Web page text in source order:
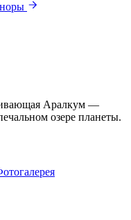
Аралкум —
озере планеты.